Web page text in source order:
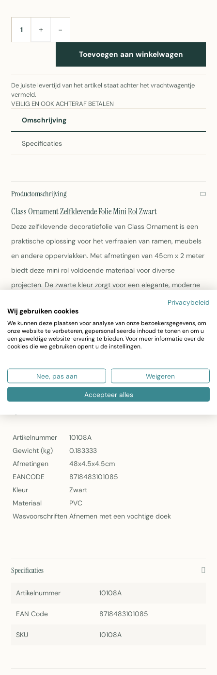
AANTAL+ −
Toevoegen aan winkelwagen
De juiste levertijd van het artikel staat achter het vrachtwagentje
vermeld.
VEILIG EN OOK ACHTERAF BETALEN
Omschrijving
Specificaties
Productomschrijving
Class Ornament Zelfklevende Folie Mini Rol Zwart
Deze zelfklevende decoratiefolie van Class Ornament is een
praktische oplossing voor het verfraaien van ramen, meubels
en andere oppervlakken. Met afmetingen van 45cm x 2 meter
biedt deze mini rol voldoende materiaal voor diverse
projecten. De zwarte kleur zorgt voor een elegante, moderne
Afmeting: 45cm x 2 meter
Materiaal: Duurzaam PVC
Kleur: Zwart
Gewicht: 183 gram
Onderhoud: Afnemen met vochtige doek
EAN-code: 8718483101085
Artikelnummer
10108A
Gewicht (kg)
0.183333
Afmetingen
48x4.5x4.5cm
EANCODE
8718483101085
Kleur
Zwart
Materiaal
PVC
Wasvoorschriften Afnemen met een vochtige doek
Specificaties
Artikelnummer 10108A
EAN Code 8718483101085
SKU 10108A
Privacybeleid
Wij gebruiken cookies
We kunnen deze plaatsen voor analyse van onze bezoekersgegevens, om
onze website te verbeteren, gepersonaliseerde inhoud te tonen en om u
een geweldige website-ervaring te bieden. Voor meer informatie over de
cookies die we gebruiken opent u de instellingen.
Nee, pas aan Weigeren
Accepteer alles